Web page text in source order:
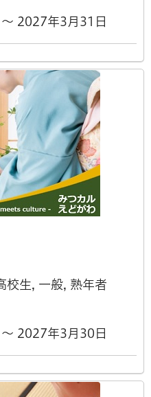
2027年3月31日
校生, 一般, 熟年者
2027年3月30日